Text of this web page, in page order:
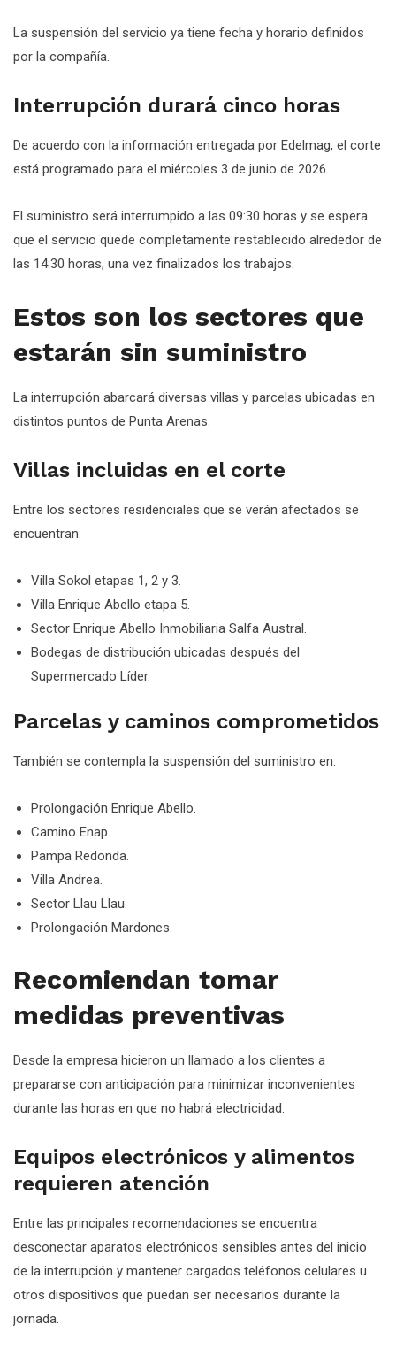
La suspensión del servicio ya tiene fecha y horario definidos
por la compañía.
Interrupción durará cinco horas
De acuerdo con la información entregada por Edelmag, el corte
está programado para el miércoles 3 de junio de 2026.
El suministro será interrumpido a las 09:30 horas y se espera
que el servicio quede completamente restablecido alrededor de
las 14:30 horas, una vez finalizados los trabajos.
Estos son los sectores que
estarán sin suministro
La interrupción abarcará diversas villas y parcelas ubicadas en
distintos puntos de Punta Arenas.
Villas incluidas en el corte
Entre los sectores residenciales que se verán afectados se
encuentran:
Villa Sokol etapas 1, 2 y 3.
Villa Enrique Abello etapa 5.
Sector Enrique Abello Inmobiliaria Salfa Austral.
Bodegas de distribución ubicadas después del
Supermercado Líder.
Parcelas y caminos comprometidos
También se contempla la suspensión del suministro en:
Prolongación Enrique Abello.
Camino Enap.
Pampa Redonda.
Villa Andrea.
Sector Llau Llau.
Prolongación Mardones.
Recomiendan tomar
medidas preventivas
Desde la empresa hicieron un llamado a los clientes a
prepararse con anticipación para minimizar inconvenientes
durante las horas en que no habrá electricidad.
Equipos electrónicos y alimentos
requieren atención
Entre las principales recomendaciones se encuentra
desconectar aparatos electrónicos sensibles antes del inicio
de la interrupción y mantener cargados teléfonos celulares u
otros dispositivos que puedan ser necesarios durante la
jornada.